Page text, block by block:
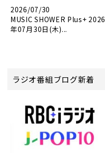
2026/07/30
MUSIC SHOWER Plus+ 2026
年07月30日(木)...
ラジオ番組ブログ新着